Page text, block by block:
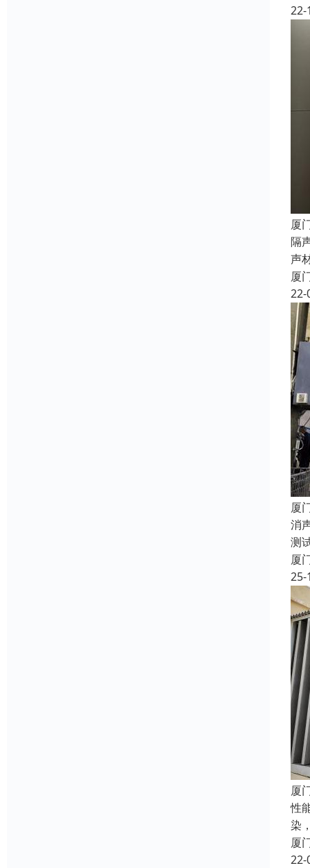
22-
厦
隔
声
厦
22-
厦
消
测
厦
25-
厦
性
染
厦
22-